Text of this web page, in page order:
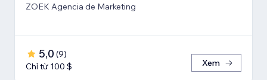
ZOEK Agencia de Marketing
5,0 (9)
Chỉ từ 100 $
Xem